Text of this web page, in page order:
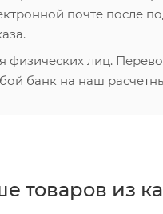
почте после
физических лиц.
банк на наш
товаров из